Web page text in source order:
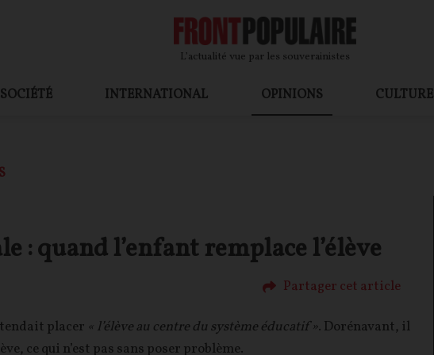
L’actualité vue par les souverainistes
SOCIÉTÉ INTERNATIONAL OPINIONS CULTURE
: quand l’enfant remplace l’élève
Partager cet article
placer « l’élève au centre du système éducatif ». Dorénavant, il
ce qui n’est pas sans poser problème.